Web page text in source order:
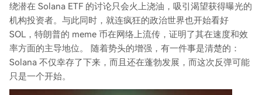
绕潜在 Solana ETF 的讨论只会火上浇油，吸引渴望获得曝光的
机构投资者。与此同时，就连疯狂的政治世界也开始看好
SOL，特朗普的 meme 币在网络上流传，证明了其在速度和效
率方面的主导地位。 随着势头的增强，有一件事是清楚的：
Solana 不仅幸存了下来，而且还在蓬勃发展，而这次反弹可能
只是一个开始。